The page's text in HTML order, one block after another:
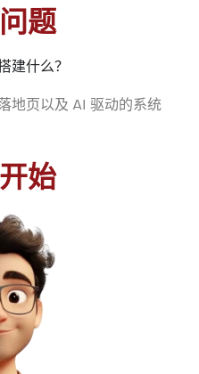
题
建什么？
地页以及 AI 驱动的系统
始